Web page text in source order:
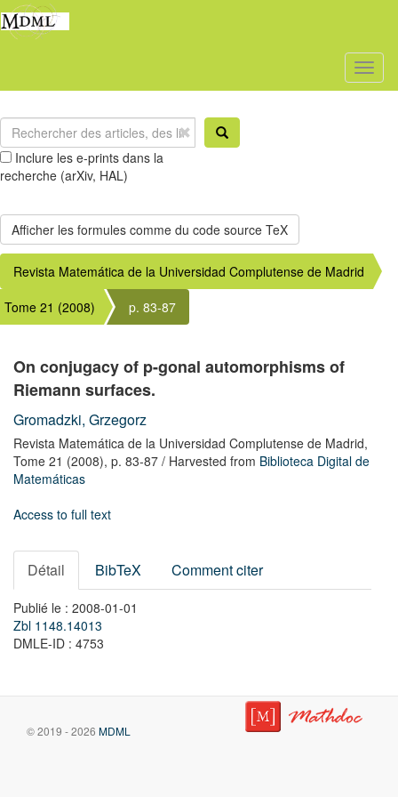
Inclure les e-prints dans la
recherche (arXiv, HAL)
Revista Matemática de la Universidad Complutense de Madrid
Tome 21 (2008)
p. 83-87
On conjugacy of p-gonal automorphisms of
Riemann surfaces.
Gromadzki, Grzegorz
Revista Matemática de la Universidad Complutense de Madrid,
Tome 21 (2008), p. 83-87 / Harvested from Biblioteca Digital de
Matemáticas
Access to full text
Détail BibTeX Comment citer
Publié le : 2008-01-01
Zbl 1148.14013
DMLE-ID : 4753
© 2019 - 2026 MDML